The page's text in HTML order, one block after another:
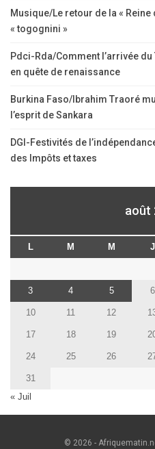
Musique/Le retour de la « Reine
« togognini »
Pdci-Rda/Comment l’arrivée
en quête de renaissance
Burkina Faso/Ibrahim Traoré
l’esprit de Sankara
DGI-Festivités de
des Impôts et taxes
août
L M M J
3 4 5 6
10 11 12
17 18 19
24 25 26
31
« Juil
© 2026 -